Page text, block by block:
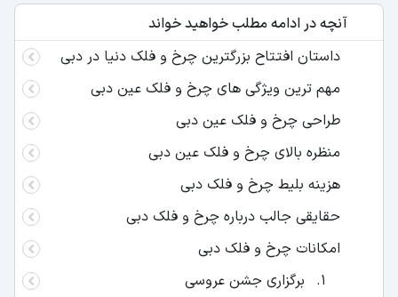
آنچه در ادامه مطلب خواهید خواند
داستان افتتاح بزرگترین چرخ و فلک دنیا در دبی
مهم‌ ترین ویژگی‌ های چرخ و فلک عین دبی
طراحی چرخ و فلک عین دبی
منظره بالای چرخ و فلک عین دبی
هزینه بلیط چرخ و فلک دبی
حقایقی جالب درباره چرخ و فلک دبی
امکانات چرخ و فلک دبی
برگزاری جشن عروسی